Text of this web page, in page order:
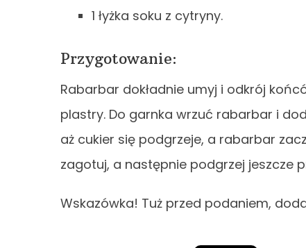
1 łyżka soku z cytryny.
Przygotowanie:
Rabarbar dokładnie umyj i odkrój
plastry. Do garnka wrzuć rabarbar i
aż cukier się podgrzeje, a rabarbar
zagotuj, a następnie podgrzej jeszcze
Wskazówka! Tuż przed podaniem,